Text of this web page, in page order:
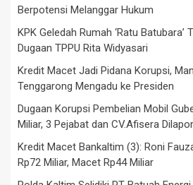
Berpotensi Melanggar Hukum
KPK Geledah Rumah ‘Ratu Batubara’
Dugaan TPPU Rita Widyasari
Kredit Macet Jadi Pidana Korupsi,
Tenggarong Mengadu ke Presiden
Dugaan Korupsi Pembelian Mobil
Miliar, 3 Pejabat dan CV.Afisera
Kredit Macet Bankaltim (3): Roni
Rp72 Miliar, Macet Rp44 Miliar